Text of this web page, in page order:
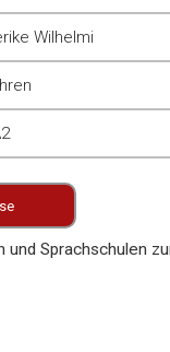
Wilhelmi
und Sprachschulen